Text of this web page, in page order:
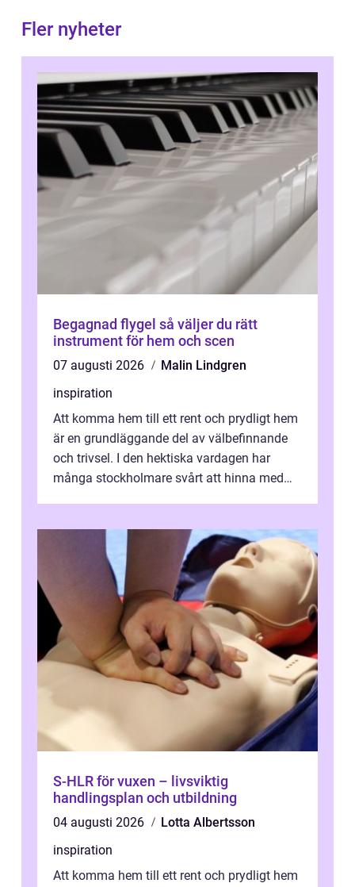
Fler nyheter
Begagnad flygel så väljer du rätt
instrument för hem och scen
07 augusti 2026
Malin Lindgren
inspiration
Att komma hem till ett rent och prydligt hem
är en grundläggande del av välbefinnande
och trivsel. I den hektiska vardagen har
många stockholmare svårt att hinna med
S-HLR för vuxen – livsviktig
handlingsplan och utbildning
04 augusti 2026
Lotta Albertsson
inspiration
Att komma hem till ett rent och prydligt hem